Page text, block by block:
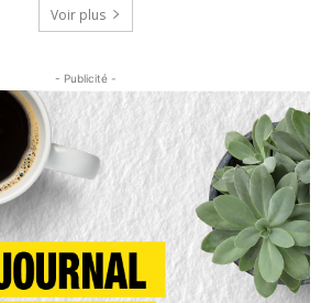
Voir plus
- Publicité -